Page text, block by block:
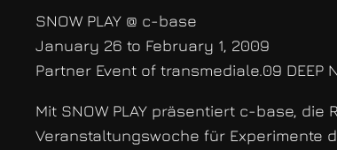
SNOW PLAY @ c-base
January 26 to February 1, 2009
Partner Event of transmediale.09 DEEP
Mit SNOW PLAY präsentiert c-base,
Veranstaltungswoche für Experimente